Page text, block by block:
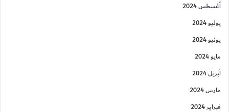
أغسطس 2024
يوليو 2024
يونيو 2024
مايو 2024
أبريل 2024
مارس 2024
فبراير 2024